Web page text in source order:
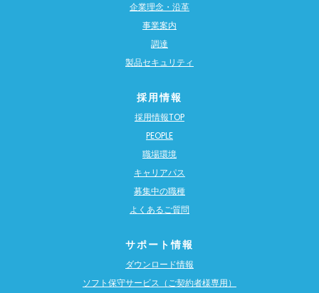
企業理念・沿革
事業案内
調達
製品セキュリティ
採用情報
採用情報TOP
PEOPLE
職場環境
キャリアパス
募集中の職種
よくあるご質問
サポート情報
ダウンロード情報
ソフト保守サービス（ご契約者様専用）